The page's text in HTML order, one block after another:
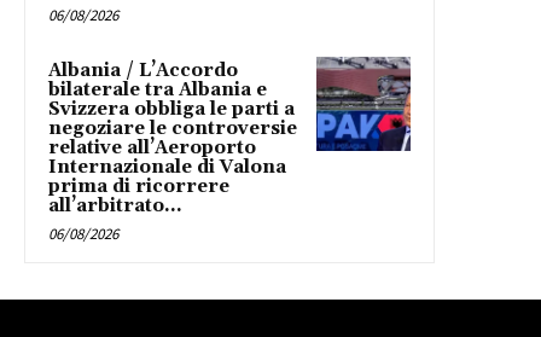
06/08/2026
Albania / L’Accordo
bilaterale tra Albania e
Svizzera obbliga le parti a
negoziare le controversie
relative all’Aeroporto
Internazionale di Valona
prima di ricorrere
all’arbitrato...
06/08/2026